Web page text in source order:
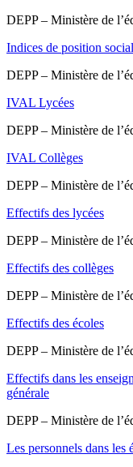
DEPP – Ministère de
Indices de position
DEPP – Ministère de
IVAL Lycées
DEPP – Ministère de
IVAL Collèges
DEPP – Ministère de
Effectifs des lycées
DEPP – Ministère de
Effectifs des collèges
DEPP – Ministère de
Effectifs des écoles
DEPP – Ministère de
Effectifs dans les
générale
DEPP – Ministère de
Les personnels dans les